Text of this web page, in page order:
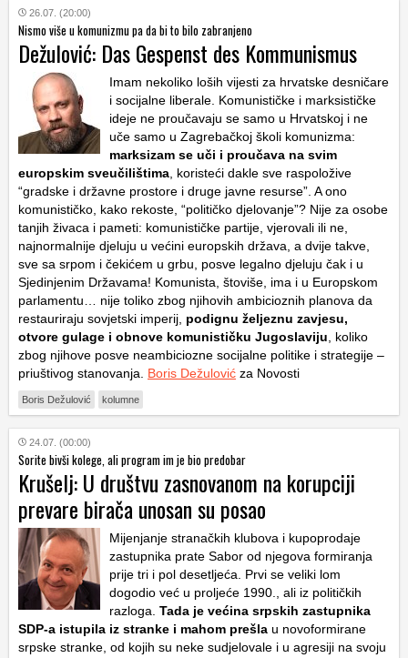
26.07. (20:00)
Nismo više u komunizmu pa da bi to bilo zabranjeno
Dežulović: Das Gespenst des Kommunismus
Imam nekoliko loših vijesti za hrvatske desničare
i socijalne liberale. Komunističke i marksističke
ideje ne proučavaju se samo u Hrvatskoj i ne
uče samo u Zagrebačkoj školi komunizma:
marksizam se uči i proučava na svim
europskim sveučilištima , koristeći dakle sve raspoložive
“gradske i državne prostore i druge javne resurse”. A ono
komunističko, kako rekoste, “političko djelovanje”? Nije za osobe
tanjih živaca i pameti: komunističke partije, vjerovali ili ne,
najnormalnije djeluju u većini europskih država, a dvije takve,
sve sa srpom i čekićem u grbu, posve legalno djeluju čak i u
Sjedinjenim Državama! Komunista, štoviše, ima i u Europskom
parlamentu… nije toliko zbog njihovih ambicioznih planova da
restauriraju sovjetski imperij, podignu željeznu zavjesu,
otvore gulage i obnove komunističku Jugoslaviju , koliko
zbog njihove posve neambiciozne socijalne politike i strategije –
priuštivog stanovanja. Boris Dežulović za Novosti
Boris Dežulović kolumne
24.07. (00:00)
Sorite bivši kolege, ali program im je bio predobar
Krušelj: U društvu zasnovanom na korupciji
prevare birača unosan su posao
Mijenjanje stranačkih klubova i kupoprodaje
zastupnika prate Sabor od njegova formiranja
prije tri i pol desetljeća. Prvi se veliki lom
dogodio već u proljeće 1990., ali iz političkih
razloga. Tada je većina srpskih zastupnika
SDP-a istupila iz stranke i mahom prešla u novoformirane
srpske stranke, od kojih su neke sudjelovale i u agresiji na svoju